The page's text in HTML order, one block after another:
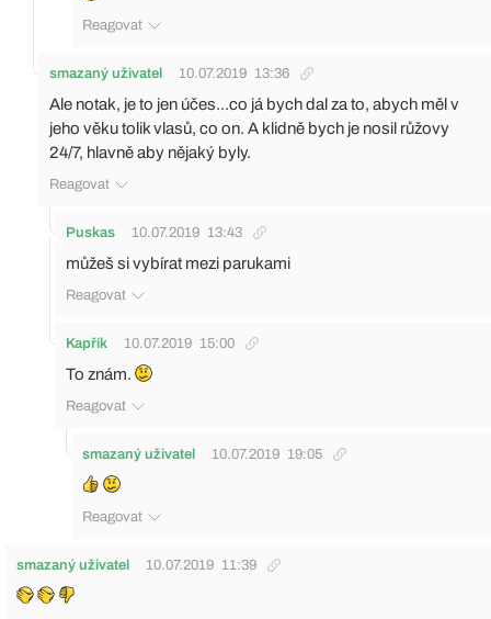
Reagovat
smazaný uživatel 10.07.2019 13:36
Ale notak, je to jen účes...co já bych dal za to, abych měl v
jeho věku tolik vlasů, co on. A klidně bych je nosil růžovy
24/7, hlavně aby nějaký byly.
Reagovat
Puskas 10.07.2019 13:43
můžeš si vybírat mezi parukami
Reagovat
Kapřík 10.07.2019 15:00
To znám.
Reagovat
smazaný uživatel 10.07.2019 19:05
Reagovat
smazaný uživatel 10.07.2019 11:39